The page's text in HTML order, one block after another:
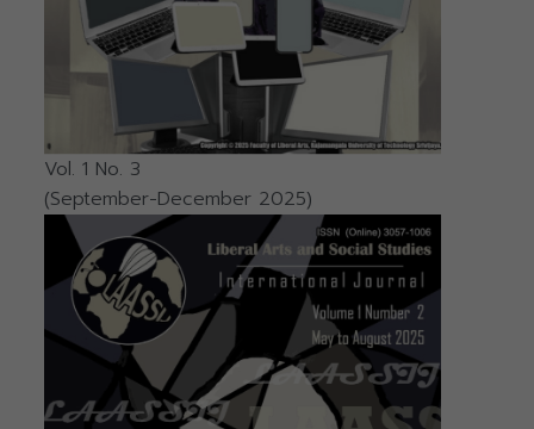
Vol. 1 No. 3
(September-December 2025)